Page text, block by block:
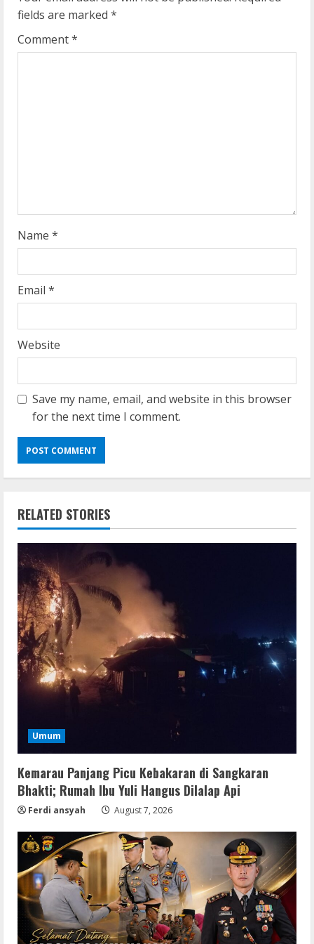
R
e
g
fields are marked *
Comment*
Name *
Email *
Website
Save my name, email, and website in this browser
for the next time I comment.
RELATED STORIES
Umum
Kemarau Panjang Picu Kebakaran di Sangkaran
Bhakti; Rumah Ibu Yuli Hangus Dilalap Api
Ferdi ansyah August 7, 2026